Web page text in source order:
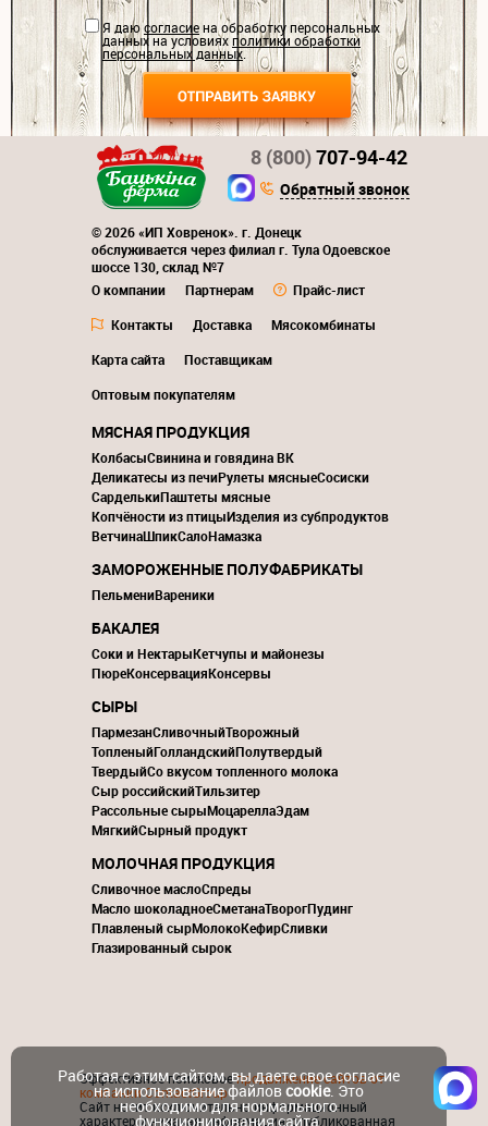
Я даюсогласиена обработку персональных
данных на условияхполитики обработки
персональных данных.
© 2026 «ИП Ховренок». г. Донецк
обслуживается через филиал г. Тула Одоевское
шоссе 130, склад №7
О компании
Партнерам
Прайс-лист
Контакты
Доставка
Мясокомбинаты
Карта сайта
Поставщикам
Оптовым покупателям
8 (800)707-94-42
Обратный звонок
МЯСНАЯ ПРОДУКЦИЯ
КолбасыСвинина и говядина ВК
Деликатесы из печиРулеты мясныеСосиски
СарделькиПаштеты мясные
Копчёности из птицыИзделия из субпродуктов
ВетчинаШпикСалоНамазка
ЗАМОРОЖЕННЫЕ ПОЛУФАБРИКАТЫ
ПельмениВареники
БАКАЛЕЯ
Соки и НектарыКетчупы и майонезы
ПюреКонсервацияКонсервы
СЫРЫ
ПармезанСливочныйТворожный
ТопленыйГолландскийПолутвердый
ТвердыйСо вкусом топленного молока
Сыр российскийТильзитер
Рассольные сырыМоцареллаЭдам
МягкийСырный продукт
МОЛОЧНАЯ ПРОДУКЦИЯ
Сливочное маслоСпреды
Масло шоколадноеСметанаТворогПудинг
Плавленый сырМолокоКефирСливки
Глазированный сырок
Эффективное поисковоепродвижение сайтов от
компании ContactGroup
Сайт носит исключительно информационный
характер и никакая информация, опубликованная
Работая с этим сайтом, вы даете свое согласие
на использование файловcookie. Это
необходимо для нормального
функционирования сайта.